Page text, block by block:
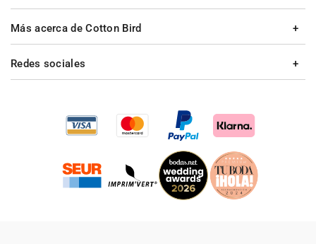
Más acerca de Cotton Bird
Redes sociales